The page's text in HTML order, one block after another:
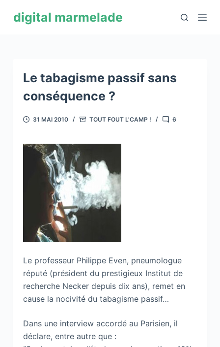
digital marmelade
Le tabagisme passif sans
conséquence ?
31 MAI 2010 TOUT FOUT L'CAMP ! 6
Le professeur Philippe Even, pneumologue
réputé (président du prestigieux Institut de
recherche Necker depuis dix ans), remet en
cause la nocivité du tabagisme passif…
Dans une interview accordé au Parisien, il
déclare, entre autre que :